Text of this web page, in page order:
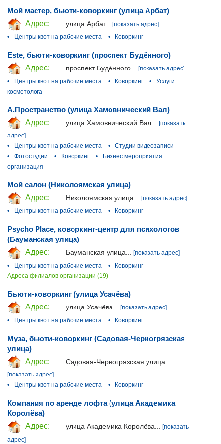
Мой мастер, бьюти-коворкинг (улица Арбат)
Адрес:
улица Арбат...
[показать адрес]
•
Центры квот на рабочие места • Коворкинг
Este, бьюти-коворкинг (проспект Будённого)
Адрес:
проспект Будённого...
[показать адрес]
•
Центры квот на рабочие места • Коворкинг •
Услуги
косметолога
А.Пространство (улица Хамовнический Вал)
Адрес:
улица Хамовнический Вал...
[показать
адрес]
•
Центры квот на рабочие места •
Студии видеозаписи
•
Фотостудии • Коворкинг •
Бизнес мероприятия
организация
Мой салон (Николоямская улица)
Адрес:
Николоямская улица... [показать адрес]
•
Центры квот на рабочие места • Коворкинг
Psycho Place, коворкинг-центр для психологов
(Бауманская улица)
Адрес:
Бауманская улица...
[показать адрес]
•
Центры квот на рабочие места •
Коворкинг
Адреса филиалов организации (19)
Бьюти-коворкинг (улица Усачёва)
Адрес:
улица Усачёва...
[показать адрес]
•
Центры квот на рабочие места • Коворкинг
Муза, бьюти-коворкинг (Садовая-Черногрязская
улица)
Адрес:
Садовая-Черногрязская улица...
[показать адрес]
•
Центры квот на рабочие места • Коворкинг
Компания по аренде лофта (улица Академика
Королёва)
Адрес:
улица Академика Королёва... [показать
адрес]